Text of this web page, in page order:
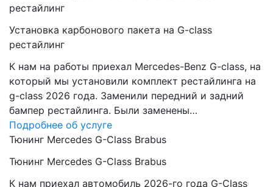
рестайлинг
Установка карбонового пакета на G-class
рестайлинг
К нам на работы приехал Mercedes-Benz G-class, на
который мы установили комплект рестайлинга на
g-class 2026 года. Заменили передний и задний
бампер рестайлинга. Были заменены…
Подробнее об услуге
Тюнинг Mercedes G-Class Brabus
Тюнинг Mercedes G-Class Brabus
К нам приехал автомобиль 2026-го года G-Class